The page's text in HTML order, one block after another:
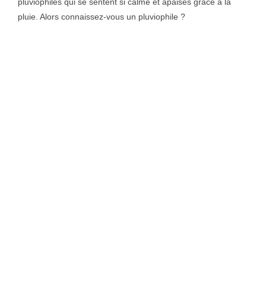
pluviophiles qui se sentent si calme et apaisés grâce à la
pluie. Alors connaissez-vous un pluviophile ?